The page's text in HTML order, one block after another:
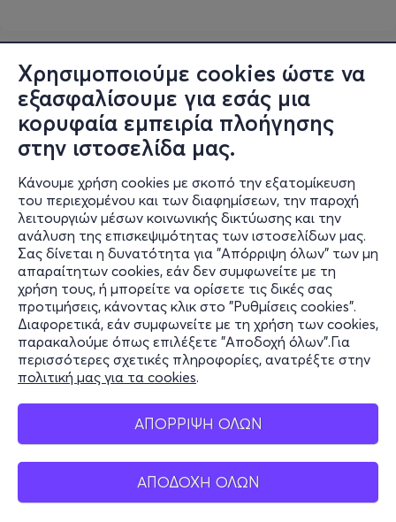
Χρησιμοποιούμε cookies ώστε να
εξασφαλίσουμε για εσάς μια
κορυφαία εμπειρία πλοήγησης
στην ιστοσελίδα μας.
Κάνουμε χρήση cookies με σκοπό την εξατομίκευση
του περιεχομένου και των διαφημίσεων, την παροχή
λειτουργιών μέσων κοινωνικής δικτύωσης και την
ανάλυση της επισκεψιμότητας των ιστοσελίδων μας.
Σας δίνεται η δυνατότητα για "Απόρριψη όλων" των μη
απαραίτητων cookies, εάν δεν συμφωνείτε με τη
χρήση τους, ή μπορείτε να ορίσετε τις δικές σας
προτιμήσεις, κάνοντας κλικ στο "Ρυθμίσεις cookies".
Διαφορετικά, εάν συμφωνείτε με τη χρήση των cookies,
παρακαλούμε όπως επιλέξετε "Αποδοχή όλων".Για
περισσότερες σχετικές πληροφορίες, ανατρέξτε στην
πολιτική μας για τα cookies.
ΑΠΟΡΡΙΨΗ ΟΛΩΝ
ΑΠΟΔΟΧΗ ΟΛΩΝ
Πληροφορίες
Υποστήριξη
Stay Connected
Mobile app